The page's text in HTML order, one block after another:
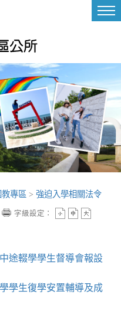
教專區 > 強迫入學相關法令
字級設定：
途輟學學生督導會報設
學生復學安置輔導及成